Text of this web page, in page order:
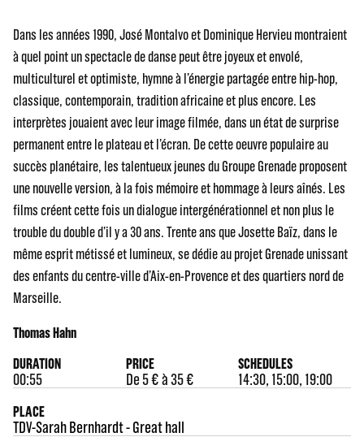
Dans les années 1990, José Montalvo et Dominique Hervieu montraient
à quel point un spectacle de danse peut être joyeux et envolé,
multiculturel et optimiste, hymne à l’énergie partagée entre hip-hop,
classique, contemporain, tradition africaine et plus encore. Les
interprètes jouaient avec leur image filmée, dans un état de surprise
permanent entre le plateau et l’écran. De cette oeuvre populaire au
succès planétaire, les talentueux jeunes du Groupe Grenade proposent
une nouvelle version, à la fois mémoire et hommage à leurs aînés. Les
films créent cette fois un dialogue intergénérationnel et non plus le
trouble du double d’il y a 30 ans. Trente ans que Josette Baïz, dans le
même esprit métissé et lumineux, se dédie au projet Grenade unissant
des enfants du centre-ville d’Aix-en-Provence et des quartiers nord de
Marseille.
Thomas Hahn
DURATION
00:55
PRICE
De 5 € à 35 €
SCHEDULES
14:30, 15:00, 19:00
PLACE
TDV-Sarah Bernhardt - Great hall